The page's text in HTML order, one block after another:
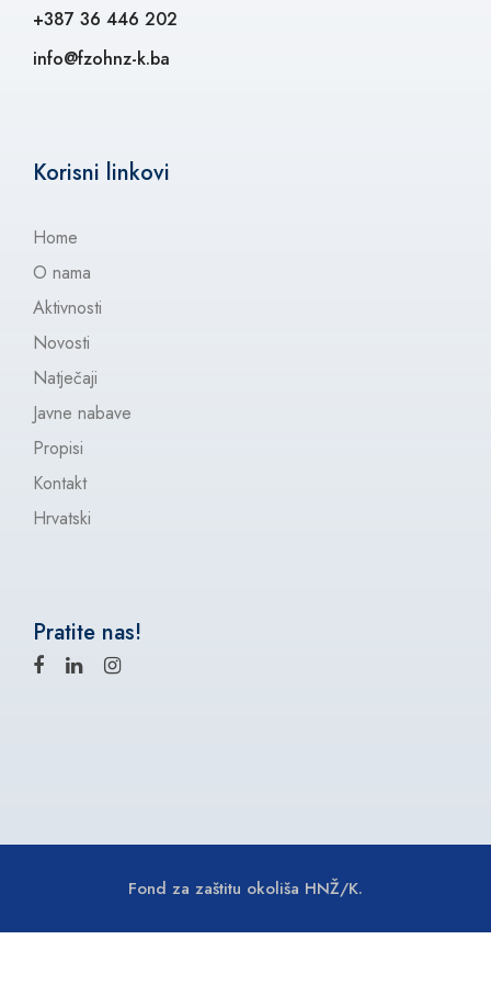
+387 36 446 202
info@fzohnz-k.ba
Korisni linkovi
Home
O nama
Aktivnosti
Novosti
Natječaji
Javne nabave
Propisi
Kontakt
Hrvatski
Pratite nas!
Fond za zaštitu okoliša HNŽ/K.